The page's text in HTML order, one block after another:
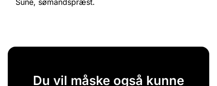
Sune, sømandspræst.
Du vil måske også kunne